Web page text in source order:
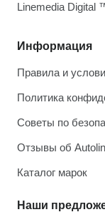
Информация
Правила и
Политика
Советы по
Отзывы об
Каталог марок
Наши
Linemedia Digital